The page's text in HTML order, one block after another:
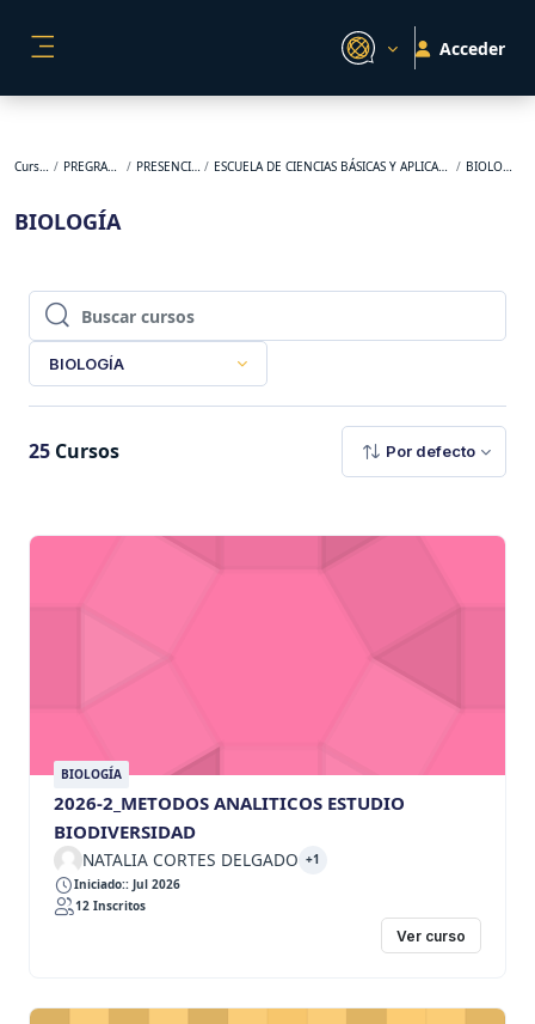
Acceder
Cursos PREGRADO PRESENCIAL ESCUELA DE CIENCIAS BÁSICAS Y APLICADAS BIOLOGÍA
BIOLOGÍA
Buscar cursos
Buscar cursos
BIOLOGÍA
25 Cursos Por defecto
BIOLOGÍA
2026-2_METODOS ANALITICOS ESTUDIO
BIODIVERSIDAD
NATALIA CORTES DELGADO +1
Iniciado:: Jul 2026
12 Inscritos
Ver curso